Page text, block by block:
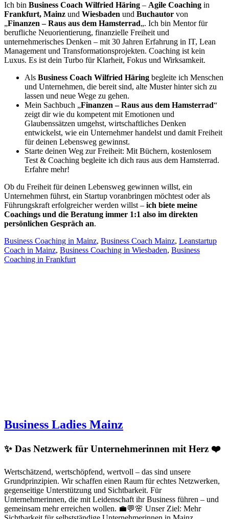
Ich bin Business Coach Wilfried Häring – Agile Coaching in
Frankfurt, Mainz und Wiesbaden und Buchautor von
„Finanzen – Raus aus dem Hamsterrad„. Ich bin Mentor für
berufliche Neuorientierung, finanzielle Freiheit und
unternehmerisches Denken – mit 30 Jahren Erfahrung in IT, Lean
Management und Transformationsprojekten. Coaching ist kein
Luxus. Es ist dein Turbo für Klarheit, Fokus und Wirksamkeit.
Als Business Coach Wilfried Häring begleite ich Menschen
und Unternehmen, die bereit sind, alte Muster hinter sich zu
lassen und neue Wege zu gehen.
Mein Sachbuch „Finanzen – Raus aus dem Hamsterrad“
zeigt dir wie du kompetent mit Emotionen und
Glaubenssätzen umgehst, wirtschaftliches Denken
entwickelst, wie ein Unternehmer handelst und damit Freiheit
für deinen Lebensweg gewinnst.
Starte deinen Weg zur Freiheit: Mit Büchern, kostenlosem
Test & Coaching begleite ich dich raus aus dem Hamsterrad.
Erfahre mehr!
Ob du Freiheit für deinen Lebensweg gewinnen willst, ein
Unternehmen führst, ein Startup voranbringen möchtest oder als
Führungskraft erfolgreicher werden willst – ich biete meine
Coachings und die Beratung immer 1:1 also im direkten
persönlichen Gespräch an.
Business Coaching in Mainz, Business Coach Mainz, Leanstartup
Coach in Mainz, Business Coaching in Wiesbaden, Business
Coaching in Frankfurt
Business Ladies Mainz
✨ Das Netzwerk für Unternehmerinnen mit Herz ❤️
Wertschätzend, wertschöpfend, wertvoll – das sind unsere
Grundprinzipien. Wir schaffen einen Raum für echtes Netzwerken,
gegenseitige Unterstützung und Sichtbarkeit. Für
Unternehmerinnen, die mit Leidenschaft ihr Business führen – und
gemeinsam mehr erreichen wollen. 💼💬🌸 Unser Ziel: Mehr